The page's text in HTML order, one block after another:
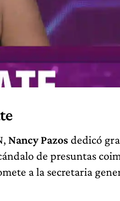
Nancy Pazos dedicó
de presuntas
a la secretaria